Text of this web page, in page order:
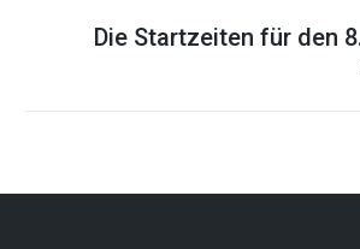
Die Startzeiten für den